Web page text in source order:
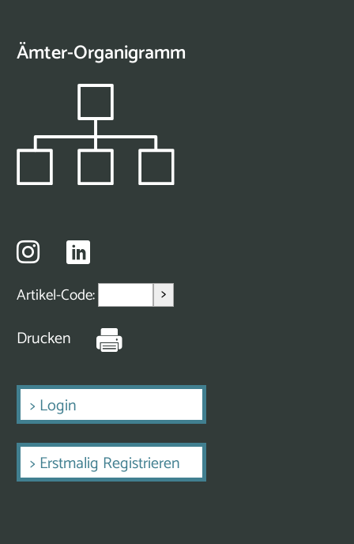
Ämter-Organigramm
Artikel-Code: >
Drucken
> Login
> Erstmalig Registrieren